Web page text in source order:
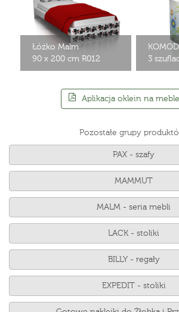
Łóżko Malm
90 x 200 cm R012
3
Aplikacja oklein na meble
Pozostałe grupy
PAX - szafy
MAMMUT
MALM - seria mebli
LACK - stoliki
BILLY - regały
EXPEDIT - stoliki